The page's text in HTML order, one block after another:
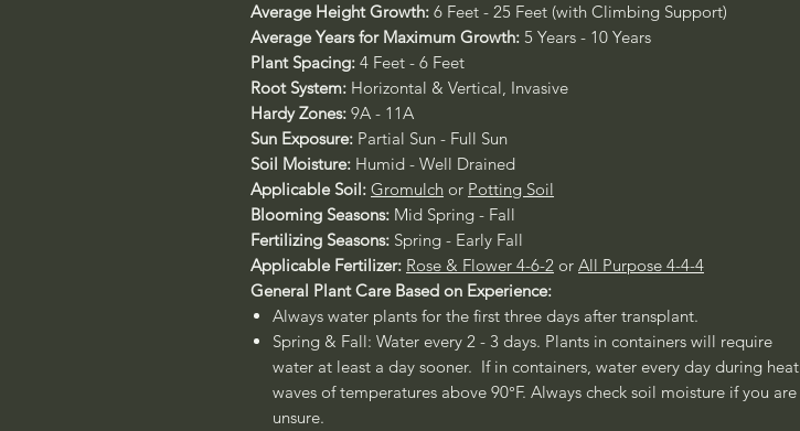
Average Height Growth: 6 Feet - 25 Feet (with Climbing Support)
Average Years for Maximum Growth: 5 Years - 10 Years
Plant Spacing: 4 Feet - 6 Feet
Root System: Horizontal & Vertical, Invasive
Hardy Zones: 9A - 11A
Sun Exposure: Partial Sun - Full Sun
Soil Moisture: Humid - Well Drained
Applicable Soil: Gromulch or Potting Soil
Blooming Seasons: Mid Spring - Fall
Fertilizing Seasons: Spring - Early Fall
Applicable Fertilizer: Rose & Flower 4-6-2 or All Purpose 4-4-4
General Plant Care Based on Experience:
Always water plants for the first three days after transplant.
Spring & Fall: Water every 2 - 3 days. Plants in containers will require
water at least a day sooner. If in containers, water every day during heat
waves of temperatures above 90°F. Always check soil moisture if you are
unsure.